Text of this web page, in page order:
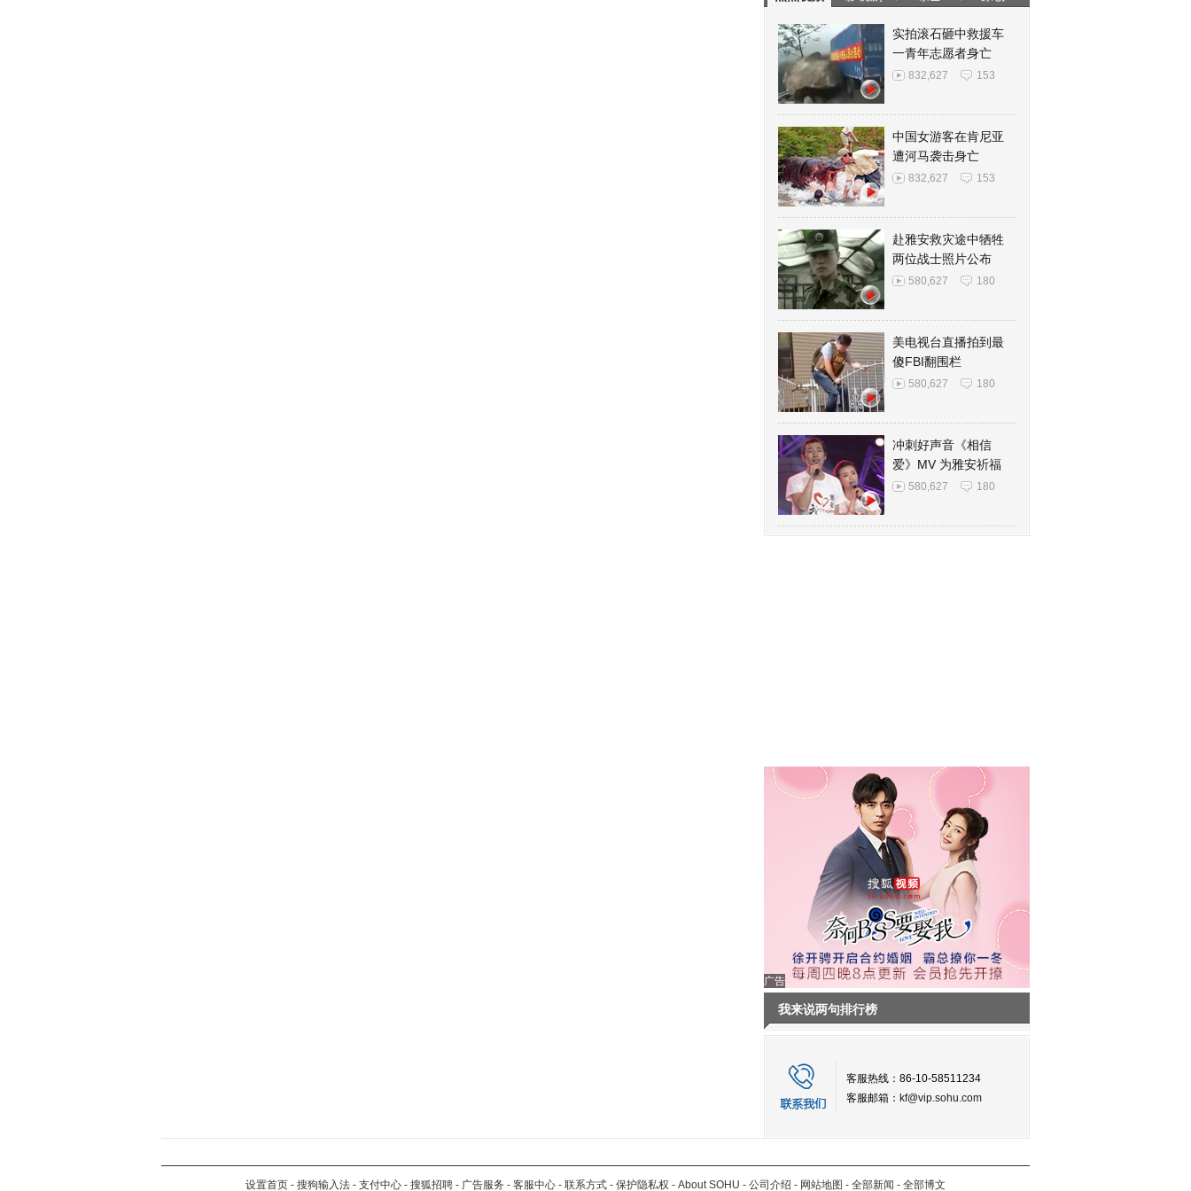
实拍滚石砸中救援车
一青年志愿者身亡
832,627 153
中国女游客在肯尼亚
遭河马袭击身亡
832,627 153
赴雅安救灾途中牺牲
两位战士照片公布
580,627 180
美电视台直播拍到最
傻FBI翻围栏
580,627 180
冲刺好声音《相信
爱》MV 为雅安祈福
580,627 180
广告
我来说两句排行榜
客服热线：86-10-58511234
客服邮箱： kf@vip.sohu.com
设置首页 - 搜狗输入法 - 支付中心 - 搜狐招聘 - 广告服务 - 客服中心 - 联系方式 - 保护隐私权 - About SOHU - 公司介绍 - 网站地图 - 全部新闻 - 全部博文